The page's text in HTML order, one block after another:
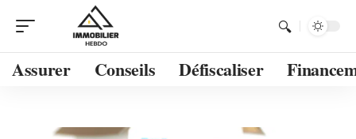
Assurer Conseils Défiscaliser